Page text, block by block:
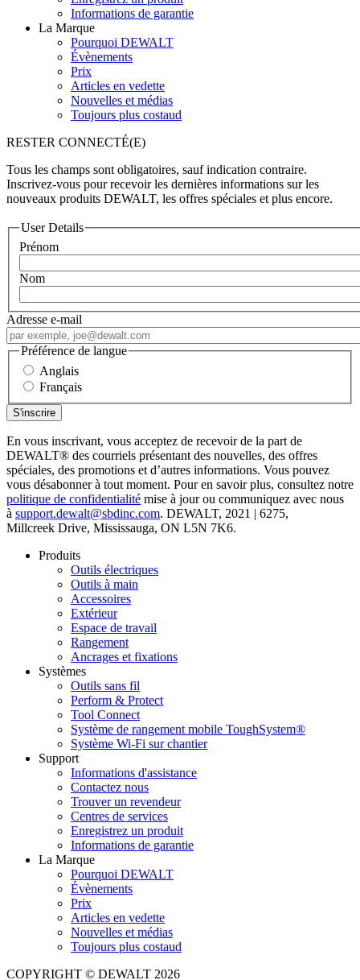
Informations de garantie
La Marque
Pourquoi DEWALT
Évènements
Prix
Articles en vedette
Nouvelles et médias
Toujours plus costaud
RESTER CONNECTÉ(E)
Tous les champs sont obligatoires, sauf indication contraire.
Inscrivez-vous pour recevoir les dernières informations sur les
nouveaux produits DEWALT, les offres spéciales et plus encore.
User Details
Prénom
Nom
Adresse e-mail
Préférence de langue
Anglais
Français
En vous inscrivant, vous acceptez de recevoir de la part de
DEWALT® des courriels présentant des nouvelles, des offres
spéciales, des promotions et d’autres informations. Vous pouvez
vous désabonner à tout moment. Pour en savoir plus, consultez notre
politique de confidentialité mise à jour ou communiquez avec nous
à support.dewalt@sbdinc.com. DEWALT, 2021 | 6275,
Millcreek Drive, Mississauga, ON L5N 7K6.
Produits
Outils électriques
Outils à main
Accessoires
Extérieur
Espace de travail
Rangement
Ancrages et fixations
Systèmes
Outils sans fil
Perform & Protect
Tool Connect
Système de rangement mobile ToughSystem®
Système Wi-Fi sur chantier
Support
Informations d'assistance
Contactez nous
Trouver un revendeur
Centres de services
Enregistrez un produit
Informations de garantie
La Marque
Pourquoi DEWALT
Évènements
Prix
Articles en vedette
Nouvelles et médias
Toujours plus costaud
COPYRIGHT © DEWALT 2026